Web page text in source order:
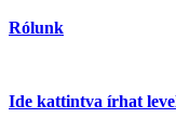
Rólunk
Ide kattintva írhat